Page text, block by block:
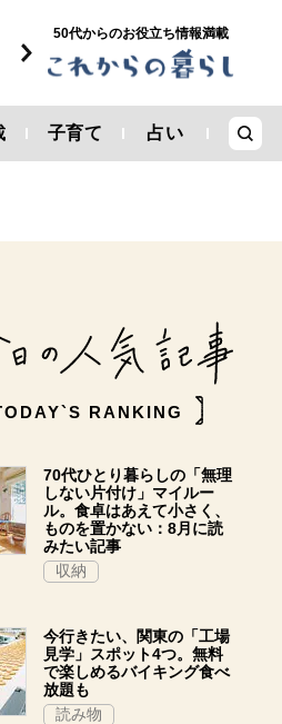
50代からのお役立ち情報満載
子育て 占い
RANKING
70代ひとり暮らしの「無理
しない片付け」マイルー
ル。食卓はあえて小さく、
ものを置かない：8月に読
みたい記事
収納
今行きたい、関東の「工場
見学」スポット4つ。無料
で楽しめるバイキング食べ
放題も
読み物